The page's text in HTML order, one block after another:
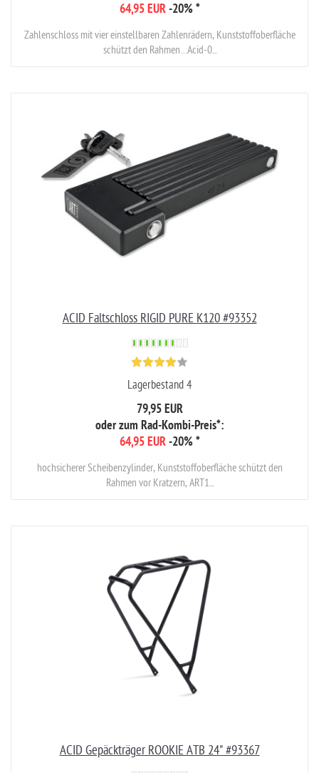
64,95 EUR -20%*
Zahlenschloss mit vier einstellbaren Zahlenrädern, Kunststoffoberfläche
schützt den Rahmen…Acid-0...
ACID Faltschloss RIGID PURE K120 #93352
Lagerbestand 4
79,95 EUR
oder zum Rad-Kombi-Preis*:
64,95 EUR -20%*
hochsicherer Scheibenzylinder, Kunststoffoberfläche schützt den
Rahmen vor Kratzern, ART1...
ACID Gepäckträger ROOKIE ATB 24" #93367